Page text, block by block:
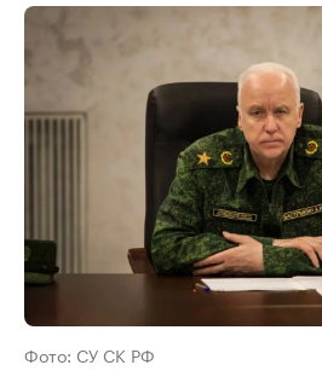
Фото: СУ СК РФ